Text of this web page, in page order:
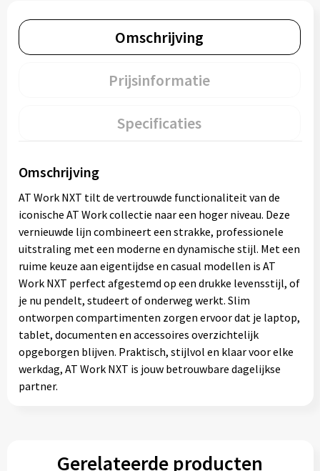
Omschrijving
Prijsinformatie
Specificaties
Omschrijving
AT Work NXT tilt de vertrouwde functionaliteit van de
iconische AT Work collectie naar een hoger niveau. Deze
vernieuwde lijn combineert een strakke, professionele
uitstraling met een moderne en dynamische stijl. Met een
ruime keuze aan eigentijdse en casual modellen is AT
Work NXT perfect afgestemd op een drukke levensstijl, of
je nu pendelt, studeert of onderweg werkt. Slim
ontworpen compartimenten zorgen ervoor dat je laptop,
tablet, documenten en accessoires overzichtelijk
opgeborgen blijven. Praktisch, stijlvol en klaar voor elke
werkdag, AT Work NXT is jouw betrouwbare dagelijkse
partner.
Gerelateerde producten